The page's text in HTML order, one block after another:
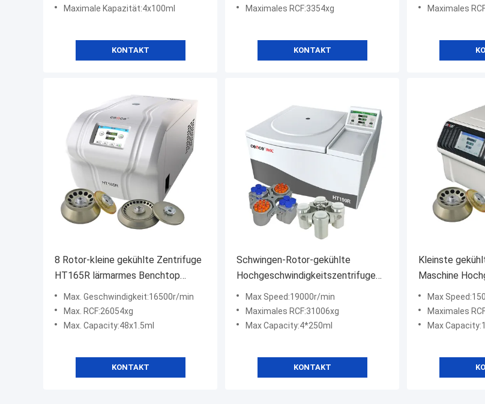
Maximale Kapazität:4x100ml
KONTAKT
Maximales RCF:3354xg
KONTAKT
Maximales
8 Rotor-kleine gekühlte Zentrifuge
HT165R lärmarmes Benchtop
16500r/Min
Max. Geschwindigkeit:16500r/min
Max. RCF:26054xg
Max. Capacity:48x1.5ml
KONTAKT
Schwingen-Rotor-gekühlte
Hochgeschwindigkeitszentrifuge
HT190R 19000r/Min 4*250ml
Max Speed:19000r/min
Maximales RCF:31006xg
Max Capacity:4*250ml
KONTAKT
Kleinste
Maschine
HT150R Cence
Max
Maximales
Max